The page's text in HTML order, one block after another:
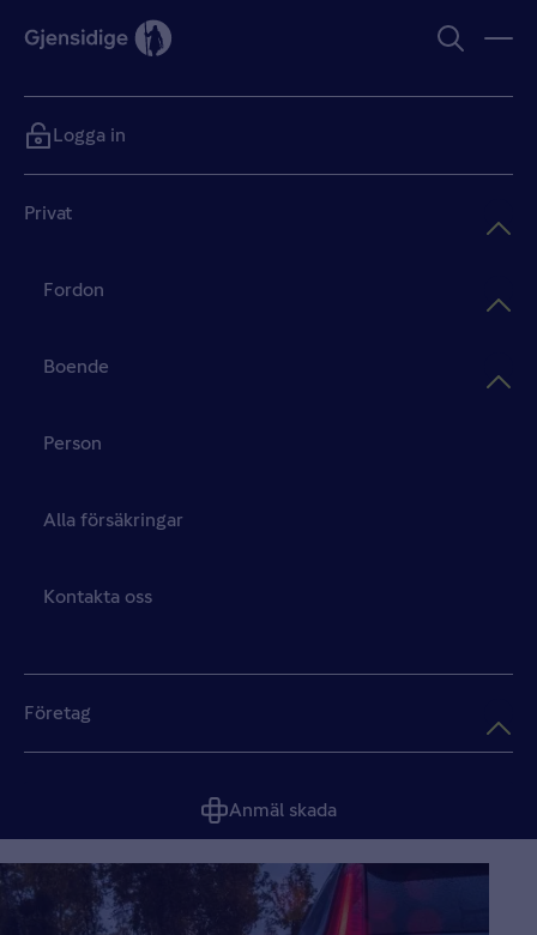
Privat
Fordon
Boende
Person
Alla försäkringar
Kontakta oss
Företag
Anmäl skada
Logga in